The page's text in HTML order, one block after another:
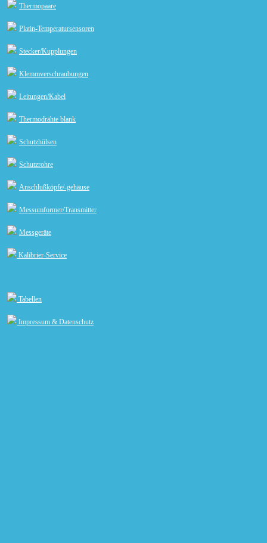
Thermopaare
Platin-Temperatursensoren
Stecker/Kupplungen
Klemmverschraubungen
Leitungen/Kabel
Thermodrähte blank
Schutzhülsen
Schutzrohre
Anschlußköpfe/-gehäuse
Messumformer/Transmitter
Messgeräte
Kalibrier-Service
Tabellen
Impressum & Datenschutz